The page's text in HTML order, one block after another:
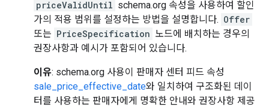
priceValidUntil schema.org 속성을 사용하여 할인
가의 적용 범위를 설정하는 방법을 설명합니다. Offer
또는 PriceSpecification 노드에 배치하는 경우의
권장사항과 예시가 포함되어 있습니다.
이유: schema.org 사용이 판매자 센터 피드 속성
sale_price_effective_date와 일치하여 구조화된 데이
터를 사용하는 판매자에게 명확한 안내와 권장사항 제공